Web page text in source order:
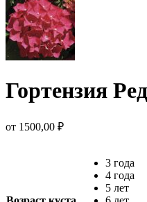
Гортензия
от 1500,00 ₽
3 года
4 года
5 лет